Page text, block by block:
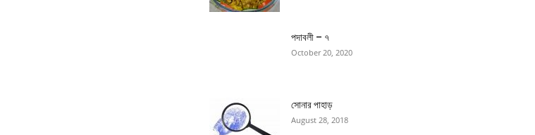
পদাবলী – ৭
October 20, 2020
সোনার পাহাড়
August 28, 2018